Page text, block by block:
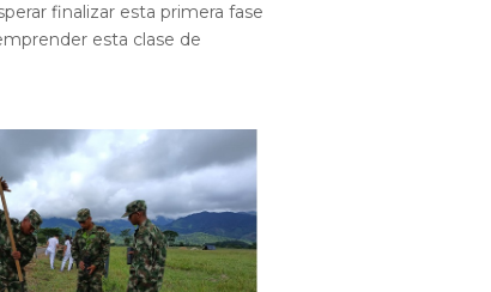
finalizar esta primera fase
esta clase de